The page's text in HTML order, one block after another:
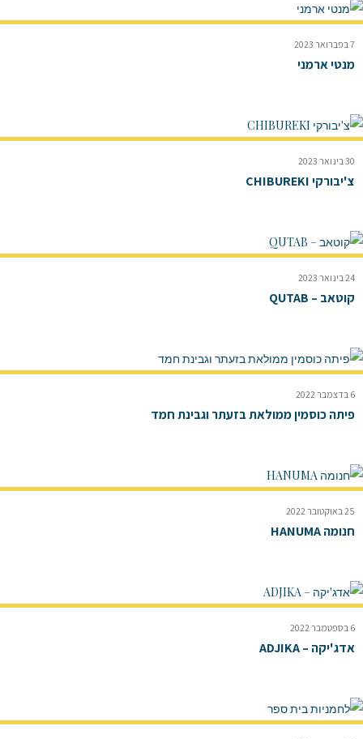
7 בפברואר 2023
מנטי ארמני
30 בינואר 2023
צ'יבורקי CHIBUREKI
24 בינואר 2023
קוטאב – QUTAB
6 בדצמבר 2022
פיתה כוסמין ממולאת בזעתר וגבינת חמד
25 באוקטובר 2022
חנומה HANUMA
6 בספטמבר 2022
אדג'יקה – ADJIKA